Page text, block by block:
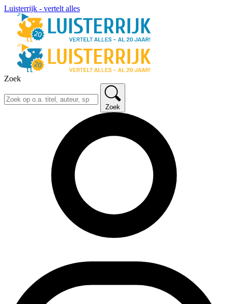
Luisterrijk - vertelt alles
Zoek
Zoek